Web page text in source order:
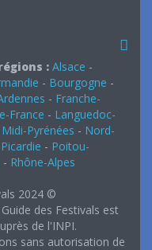
: Alsace -
- Bourgogne -
- Franche-
France - Languedoc-
Midi-Pyrénées - Nord-
Picardie - Poitou-
- Rhône-Alpes
2024 ©
des Festivals est
de l'INPI.
sans autorisation de